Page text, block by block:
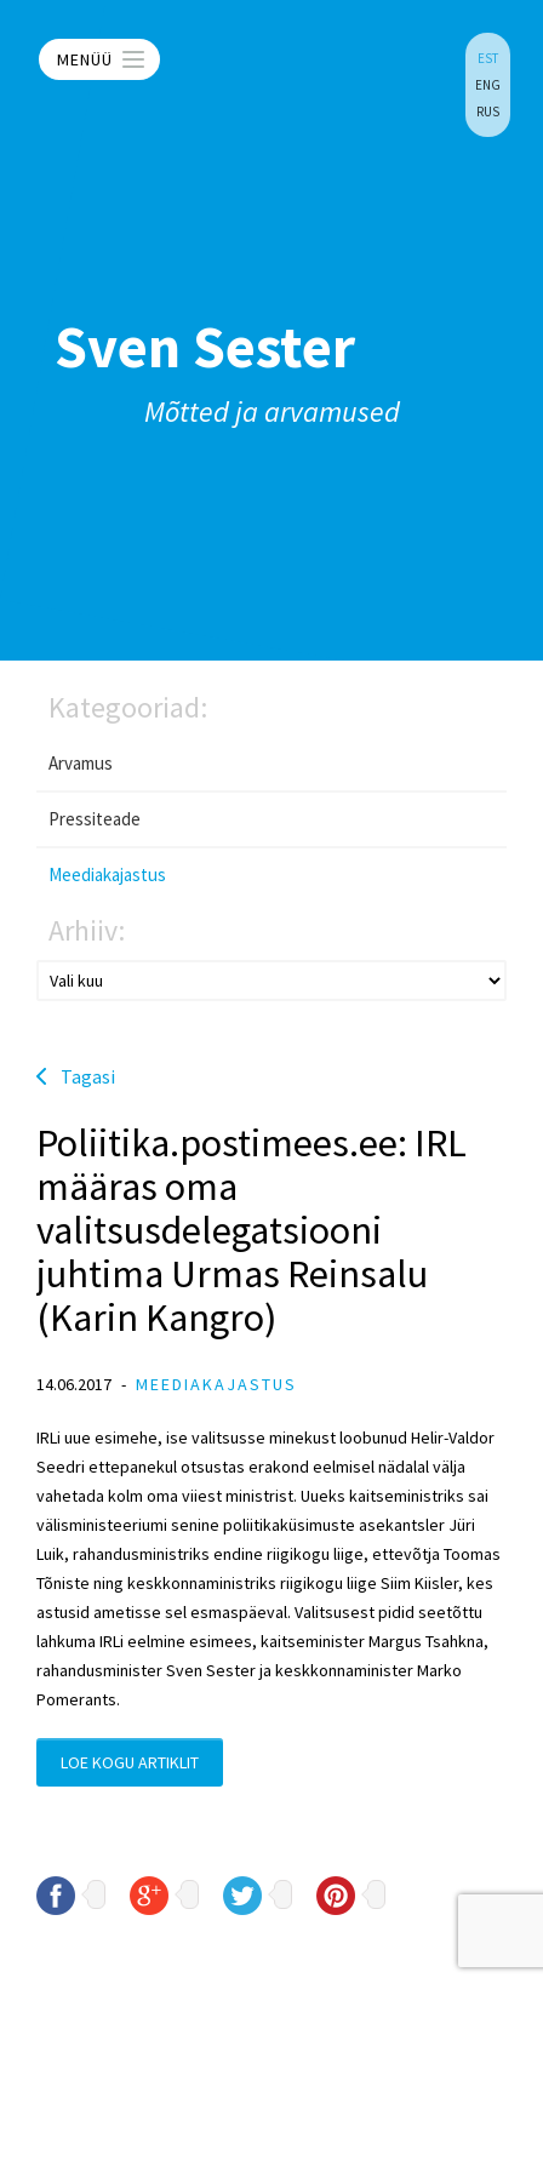
MENÜÜ
EST
ENG
RUS
Sven Sester
Mõtted ja arvamused
Kategooriad:
Arvamus
Pressiteade
Meediakajastus
Arhiiv:
Tagasi
Poliitika.postimees.ee: IRL
määras oma
valitsusdelegatsiooni
juhtima Urmas Reinsalu
(Karin Kangro)
14.06.2017 MEEDIAKAJASTUS
IRLi uue esimehe, ise valitsusse minekust loobunud Helir-Valdor
Seedri ettepanekul otsustas erakond eelmisel nädalal välja
vahetada kolm oma viiest ministrist. Uueks kaitseministriks sai
välisministeeriumi senine poliitikaküsimuste asekantsler Jüri
Luik, rahandusministriks endine riigikogu liige, ettevõtja Toomas
Tõniste ning keskkonnaministriks riigikogu liige Siim Kiisler, kes
astusid ametisse sel esmaspäeval. Valitsusest pidid seetõttu
lahkuma IRLi eelmine esimees, kaitseminister Margus Tsahkna,
rahandusminister Sven Sester ja keskkonnaminister Marko
Pomerants.
LOE KOGU ARTIKLIT